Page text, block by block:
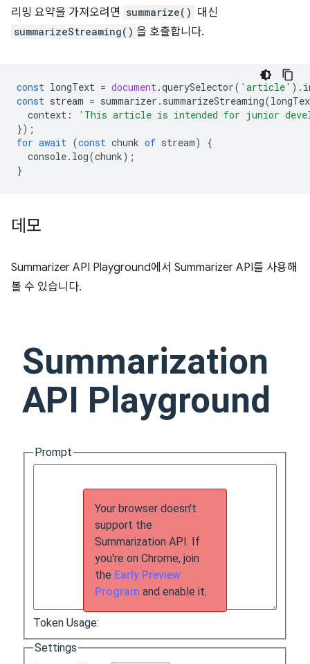
리밍 요약을 가져오려면 summarize() 대신
summarizeStreaming() 을 호출합니다.
const longText = document.querySelector( 'article' ).
const stream = summarizer . summarizeStreaming(
context :
'This article is intended for junior
});
for await (const chunk of stream)
{
console. log(chunk);
}
데모
Summarizer API Playground에서 Summarizer API를 사용해
볼 수 있습니다.